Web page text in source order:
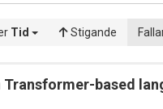
Tid Stigande
based